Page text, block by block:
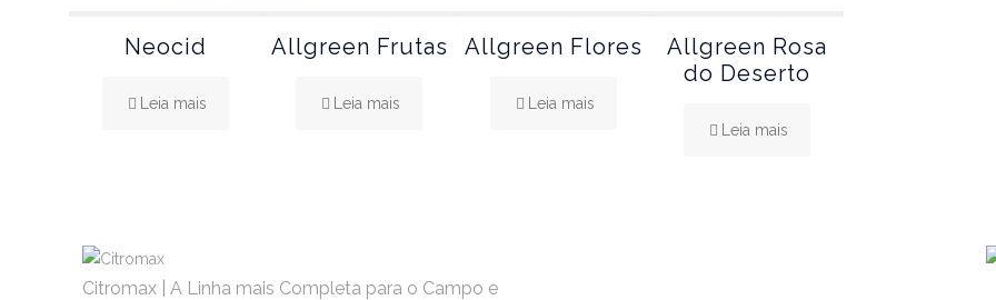
Neocid
Leia mais
Allgreen Frutas
Leia mais
Allgreen Flores
Leia mais
Allgreen Rosa
do Deserto
Leia mais
Citromax | A Linha mais Completa para o Campo e